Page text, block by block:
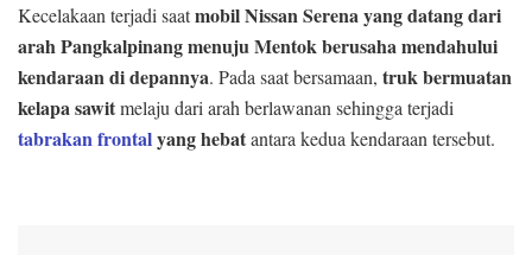
Kecelakaan terjadi saatmobil Nissan Serena yang datang dari
arah Pangkalpinang menuju Mentok berusaha mendahului
kendaraan di depannya. Pada saat bersamaan, truk bermuatan
kelapa sawitmelaju dari arah berlawanan sehingga terjadi
tabrakan frontalyang hebatantara kedua kendaraan tersebut.